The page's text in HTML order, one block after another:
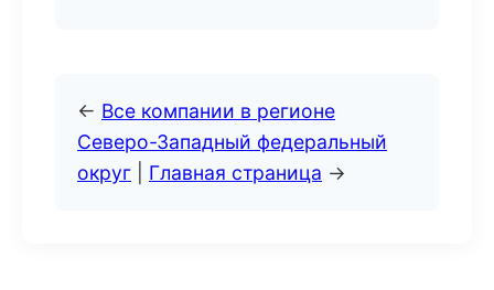
← Все компании в регионе
Северо-Западный федеральный
округ
Главная страница →